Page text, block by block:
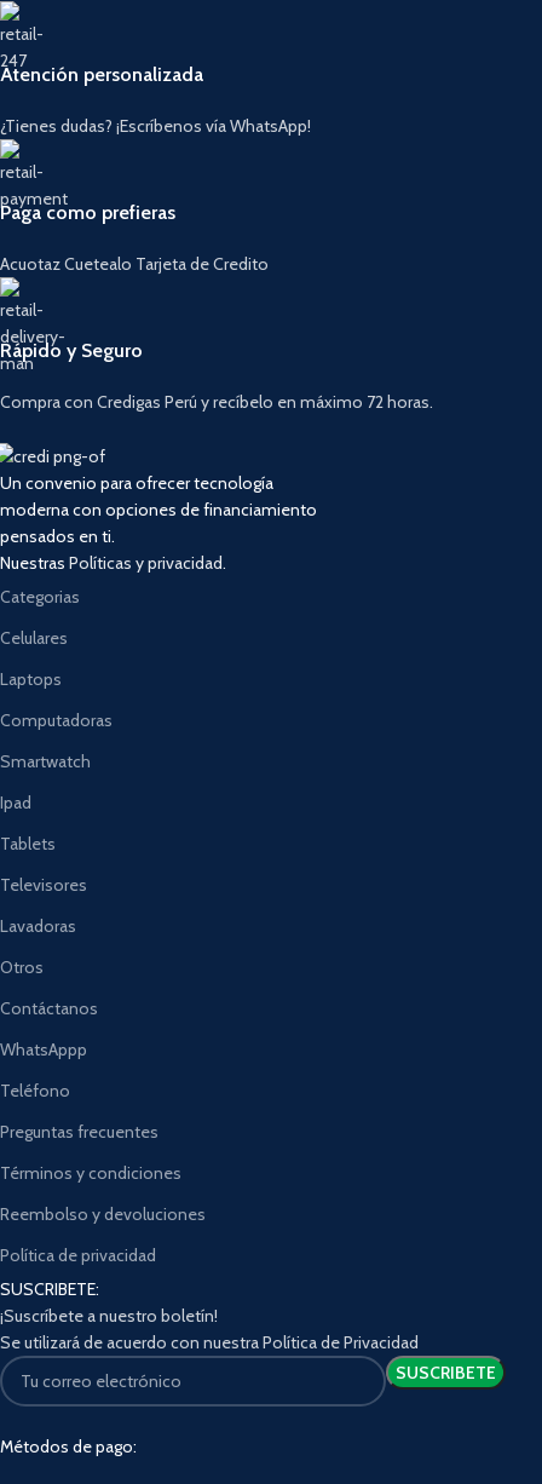
Atención personalizada
¿Tienes dudas? ¡Escríbenos vía WhatsApp!
Paga como prefieras
Acuotaz Cuetealo Tarjeta de Credito
Rápido y Seguro
Compra con Credigas Perú y recíbelo en máximo 72 horas.
Un convenio para ofrecer tecnología
moderna con opciones de financiamiento
pensados en ti.
Nuestras Políticas y privacidad.
Categorias
Celulares
Laptops
Computadoras
Smartwatch
Ipad
Tablets
Televisores
Lavadoras
Otros
Contáctanos
WhatsAppp
Teléfono
Preguntas frecuentes
Términos y condiciones
Reembolso y devoluciones
Política de privacidad
SUSCRIBETE:
¡Suscríbete a nuestro boletín!
Se utilizará de acuerdo con nuestra Política de Privacidad
Métodos de pago: